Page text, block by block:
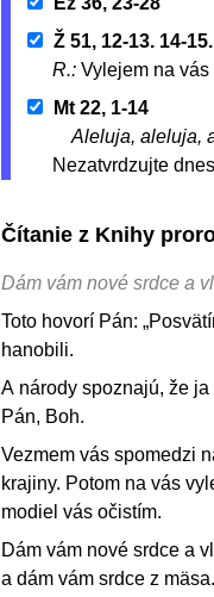
Ž 51, 12-13. 14-
R.: Vylejem na
Mt 22, 1-14
Aleluja, aleluja,
Nezatvrdzujte
Čítanie z Knihy
Dám vám nové srdce a
Toto hovorí Pán:
hanobili.
A národy spoznajú, že
Pán, Boh.
Vezmem vás spomedzi
krajiny. Potom na vás
modiel vás očistím.
Dám vám nové srdce a
a dám vám srdce z mäsa.